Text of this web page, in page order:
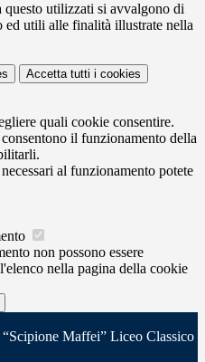
utilizzati si avvalgono di
ed utili alle finalità illustrate nella
Accetta tutti i cookies
quali cookie consentire.
il funzionamento della
al funzionamento potete
non possono essere
nella pagina della cookie
Maffei” Liceo Classico